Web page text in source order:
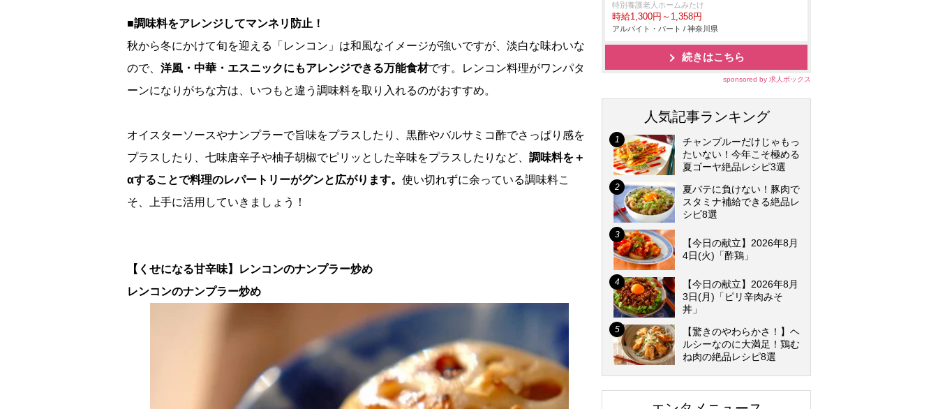
■調味料をアレンジしてマンネリ防止！
秋から冬にかけて旬を迎える「レンコン」は和風なイメージが強いですが、淡白な味わいな
ので、 洋風・中華・エスニックにもアレンジできる万能食材です。レンコン料理がワンパタ
ーンになりがちな方は、いつもと違う調味料を取り入れるのがおすすめ。
オイスターソースやナンプラーで旨味をプラスしたり、黒酢やバルサミコ酢でさっぱり感を
プラスしたり、七味唐辛子や柚子胡椒でピリッとした辛味をプラスしたりなど、 調味料を＋
αすることで料理のレパートリーがグンと広がります。 使い切れずに余っている調味料こ
そ、上手に活用していきましょう！
【くせになる甘辛味】レンコンのナンプラー炒め
レンコンのナンプラー炒め
特別養護老人ホームみたけ
時給1,300円～1,358円
アルバイト・パート / 神奈川県
続きはこちら
sponsored by 求人ボックス
人気記事ランキング
チャンプルーだけじゃもっ
たいない！今年こそ極める
夏ゴーヤ絶品レシピ3選
夏バテに負けない！豚肉で
スタミナ補給できる絶品レ
シピ8選
【今日の献立】2026年8月
4日(火)「酢鶏」
【今日の献立】2026年8月
3日(月)「ピリ辛肉みそ
丼」
【驚きのやわらかさ！】ヘ
ルシーなのに大満足！鶏む
ね肉の絶品レシピ8選